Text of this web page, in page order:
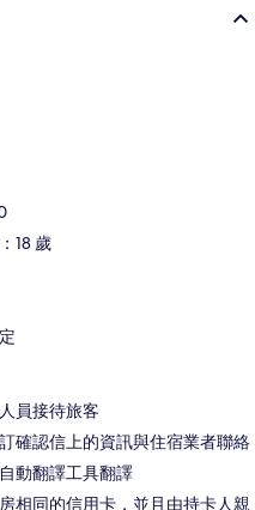
18 歲
員接待旅客
確認信上的資訊與住宿業者聯絡
動翻譯工具翻譯
相同的信用卡，並且由持卡人親